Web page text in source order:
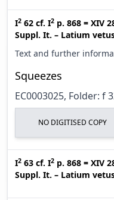
I2 62 cf. I2 p. 868 = XIV
Suppl. It. – Latium
Text and further
Squeezes
EC0003025, Folder: f
NO DIGITISED COPY
I2 63 cf. I2 p. 868 = XIV
Suppl. It. – Latium